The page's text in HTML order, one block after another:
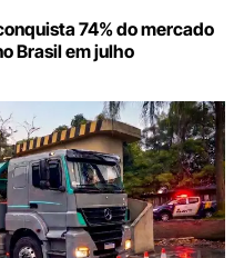
74% do mercado
Brasil em julho